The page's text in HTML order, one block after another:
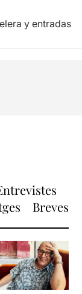
y entradas
Breves